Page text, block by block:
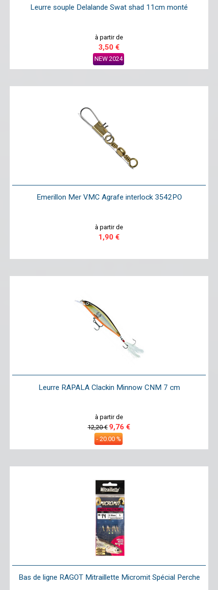
Leurre souple Delalande Swat shad 11cm monté
à partir de
3,50 €
NEW 2024
Emerillon Mer VMC Agrafe interlock 3542PO
à partir de
1,90 €
Leurre RAPALA Clackin Minnow CNM 7 cm
à partir de
12,20 € 9,76 €
- 20.00 %
Bas de ligne RAGOT Mitraillette Micromit Spécial Perche